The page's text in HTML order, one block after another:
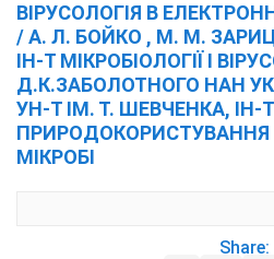
ВІРУСОЛОГІЯ В
/ А. Л. БОЙКО , М. М.
ІН-Т МІКРОБІОЛОГІЇ І
Д.К.ЗАБОЛОТНОГО НАН
УН-Т ІМ. Т. ШЕВЧЕНКА, ІН-Т
ПРИРОДОКОРИСТУВАННЯ
МІКРОБІ
Share: